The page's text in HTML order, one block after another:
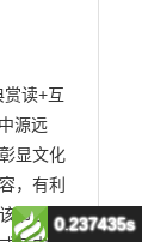
0.237435s